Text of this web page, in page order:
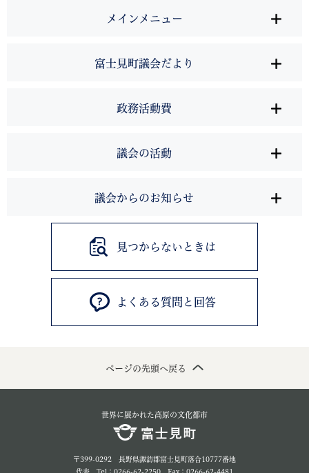
メインメニュー
富士見町議会だより
政務活動費
議会の活動
議会からのお知らせ
見つからないときは
よくある質問と回答
ページの先頭へ戻る
世界に展かれた高原の文化都市
〒399-0292 長野県諏訪郡富士見町落合10777番地
代表 Tel：0266-62-2250 Fax：0266-62-4481